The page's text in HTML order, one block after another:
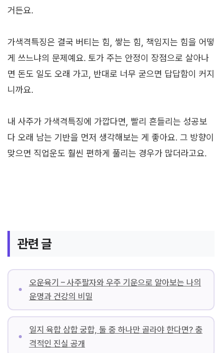
거든요.
가색격특징은 결국 버티는 힘, 쌓는 힘, 책임지는 힘을 어떻
게 쓰느냐의 문제예요. 토가 주는 안정이 장점으로 살아나
면 돈도 일도 오래 가고, 반대로 너무 굳으면 답답함이 커지
니까요.
내 사주가 가색격특징에 가깝다면, 빨리 흔들리는 성공보
다 오래 남는 기반을 먼저 생각해보는 게 좋아요. 그 방향이
맞으면 직업운도 훨씬 편하게 풀리는 경우가 많더라고요.
관련 글
오운육기 – 사주팔자와 우주 기운으로 알아보는 나의
운명과 건강의 비밀
일지 육합 삼합 궁합, 둘 중 하나만 골라야 한다면? 충
격적인 진실 공개